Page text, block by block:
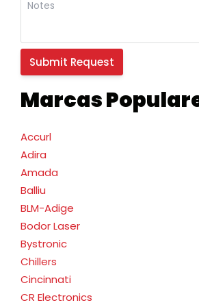
Marcas
Accurl
Adira
Amada
Balliu
BLM-Adige
Bodor Laser
Bystronic
Chillers
Cincinnati
CR Electronics